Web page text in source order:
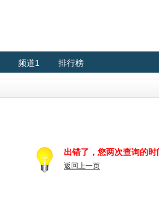
频道1 排行榜
出错了，您两次查询的
返回上一页